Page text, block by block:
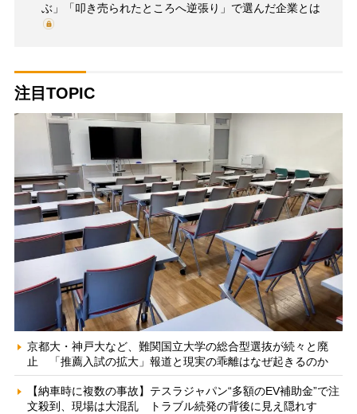
ぶ」「叩き売られたところへ逆張り」で選んだ企業とは
注目TOPIC
京都大・神戸大など、難関国立大学の総合型選抜が続々と廃
止 「推薦入試の拡大」報道と現実の乖離はなぜ起きるのか
【納車時に複数の事故】テスラジャパン“多額のEV補助金”で注
文殺到、現場は大混乱 トラブル続発の背後に見え隠れす